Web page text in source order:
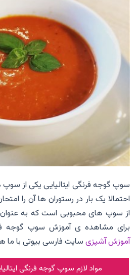
سوپ گوجه فرنگی ایتالیایی یکی از
احتمالا یک بار در رستوران ها آن را
از سوپ های محبوبی است که به
برای مشاهده ی آموزش سوپ گوجه
آموزش آشپزیسایت فارسی بیوتی با ما
مواد لازم سوپ گوجه فرنگی